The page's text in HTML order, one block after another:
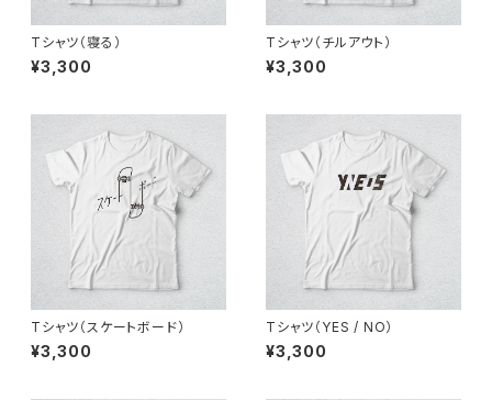
Tシャツ（寝る）
¥3,300
Tシャツ（チルアウト）
¥3,300
Tシャツ（スケートボード）
¥3,300
Tシャツ（YES / NO）
¥3,300